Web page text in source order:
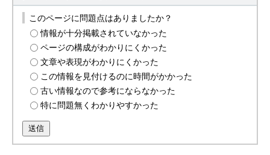
このページに問題点はありましたか？
情報が十分掲載されていなかった
ページの構成がわかりにくかった
文章や表現がわかりにくかった
この情報を見付けるのに時間がかかった
古い情報なので参考にならなかった
特に問題無くわかりやすかった
送信